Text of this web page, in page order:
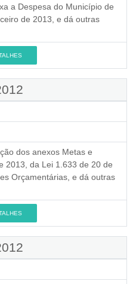
a Despesa do Município de
de 2013, e dá outras
dos anexos Metas e
2013, da Lei 1.633 de 20 de
Orçamentárias, e dá outras